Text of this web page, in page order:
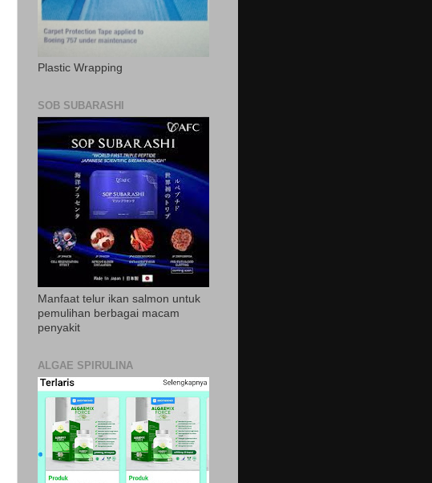
Plastic Wrapping
SOB SUBARASHI
Manfaat telur ikan salmon untuk
pemulihan berbagai macam
penyakit
ALGAE SPIRULINA